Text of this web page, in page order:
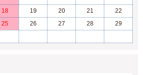
18 19 20 21
22
25 26 27 28
29